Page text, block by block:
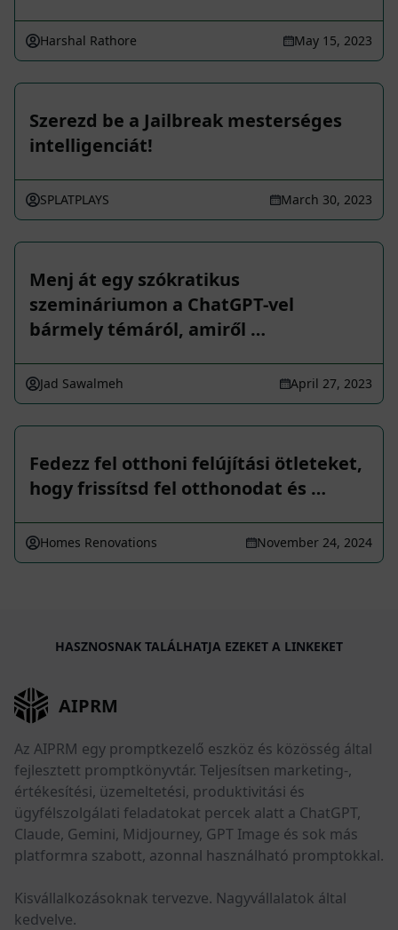
Harshal Rathore May 15, 2023
Szerezd be a Jailbreak mesterséges
intelligenciát!
SPLATPLAYS March 30, 2023
Menj át egy szókratikus
szemináriumon a ChatGPT-vel
bármely témáról, amiről …
Jad Sawalmeh April 27, 2023
Fedezz fel otthoni felújítási ötleteket,
hogy frissítsd fel otthonodat és …
Homes Renovations November 24, 2024
HASZNOSNAK TALÁLHATJA EZEKET A LINKEKET
AIPRM
Az AIPRM egy promptkezelő eszköz és közösség által
fejlesztett promptkönyvtár. Teljesítsen marketing-,
értékesítési, üzemeltetési, produktivitási és
ügyfélszolgálati feladatokat percek alatt a ChatGPT,
Claude, Gemini, Midjourney, GPT Image és sok más
platformra szabott, azonnal használható promptokkal.
Kisvállalkozásoknak tervezve. Nagyvállalatok által
kedvelve.